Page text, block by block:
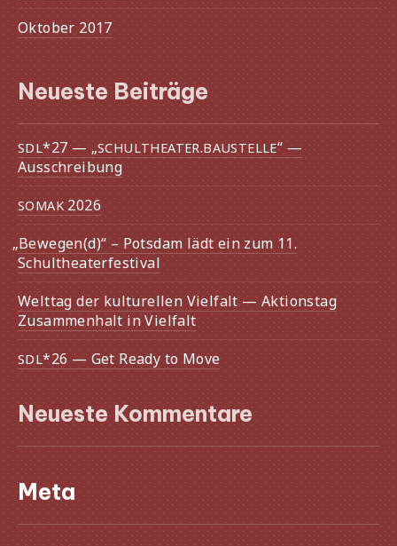
Oktober 2017
Neueste Beiträge
SDL*27 — „SCHULTHEATER.BAUSTELLE“ —
Ausschreibung
SOMAK2026
„Bewegen(d)“ – Potsdam lädt ein zum 11.
Schultheaterfestival
Welttag der kultu­rel­len Vielfalt — Aktionstag
Zusammenhalt in Vielfalt
SDL*26 — Get Ready to Move
Neueste Kommentare
Meta